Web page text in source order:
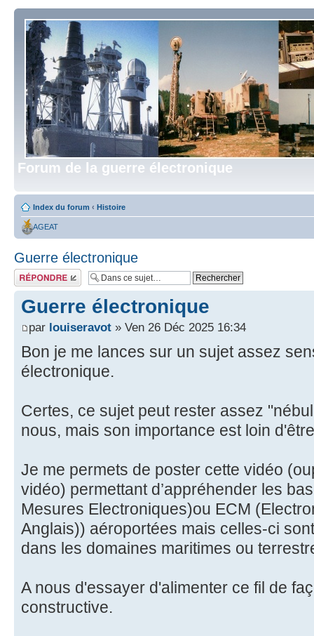
Forum de la guerre électronique
Index du forum ‹ Histoire
AGEAT
Guerre électronique
Répondre
Guerre électronique
par louiseravot » Ven 26 Déc 2025 16:34
Bon je me lances sur un sujet assez
électronique.
Certes, ce sujet peut rester assez
nous, mais son importance est loin
Je me permets de poster cette vidéo
vidéo) permettant d’appréhender les
Mesures Electroniques)ou ECM
Anglais)) aéroportées mais celles-ci
dans les domaines maritimes ou
A nous d'essayer d'alimenter ce fil de
constructive.